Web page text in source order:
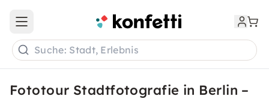
Open main menu
Suche: Stadt, Erlebnis
Fototour Stadtfotografie in Berlin –